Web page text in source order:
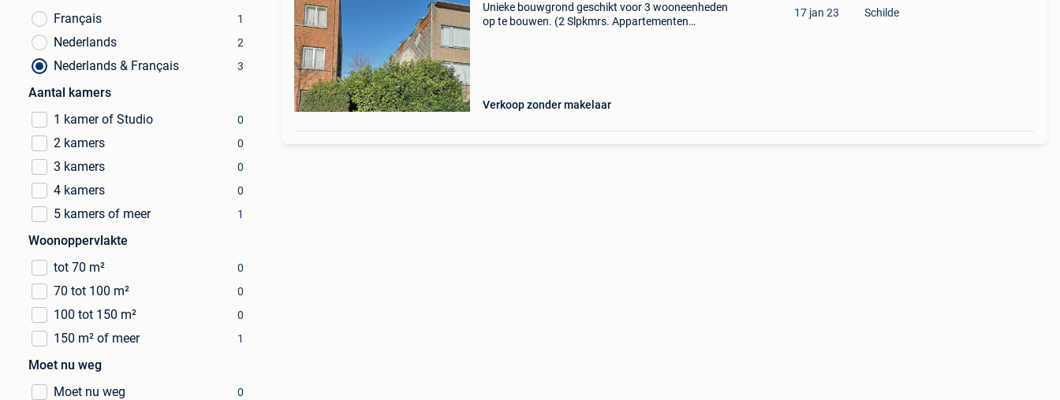
Français
1
Nederlands 2
Nederlands & Français 3
Aantal kamers
1 kamer of Studio
0
2 kamers 0
3 kamers 0
4 kamers 0
5 kamers of meer 1
Woonoppervlakte
tot 70 m²
0
70 tot 100 m² 0
100 tot 150 m² 0
150 m² of meer 1
Moet nu weg
Moet nu weg
0
Unieke bouwgrond geschikt voor 3 wooneenheden
op te bouwen. (2 Slpkmrs. Appartementen
Verkoop zonder makelaar
17 jan 23 Schilde